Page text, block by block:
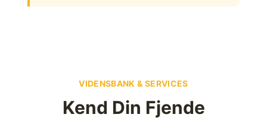
VIDENSBANK & SERVICES
Kend Din Fjende